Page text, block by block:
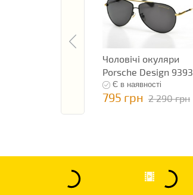
Чоловічі окуляри
Porsche Design 9393
Є в наявності
795 грн 2 290 грн